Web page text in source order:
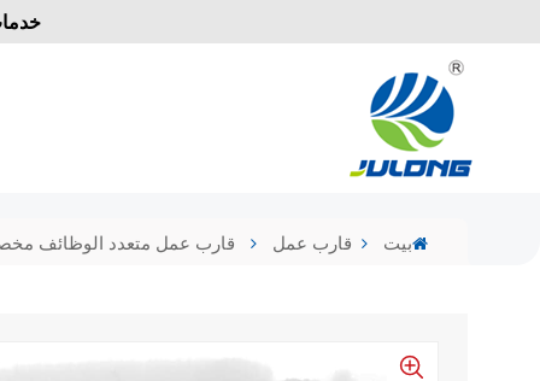
بيت قارب عمل قارب عمل متعدد الوظائف